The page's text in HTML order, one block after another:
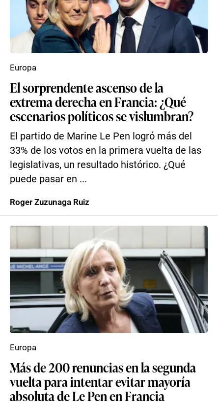
El sorprendente ascenso de la
extrema derecha en Francia: ¿Qué
escenarios políticos se vislumbran?
El partido de Marine Le Pen logró más del
33% de los votos en la primera vuelta de las
legislativas, un resultado histórico. ¿Qué
puede pasar en ...
Europa
Roger Zuzunaga Ruiz
Más de 200 renuncias en la segunda
vuelta para intentar evitar mayoría
absoluta de Le Pen en Francia
Europa